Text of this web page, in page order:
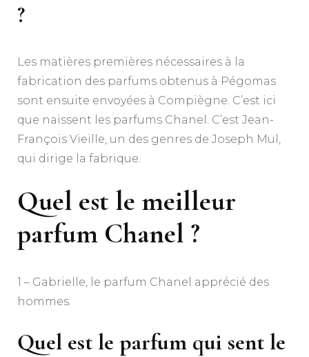
?
Les matières premières nécessaires à la
fabrication des parfums obtenus à Pégomas
sont ensuite envoyées à Compiègne. C’est ici
que naissent les parfums Chanel. C’est Jean-
François Vieille, un des genres de Joseph Mul,
qui dirige la fabrique.
Quel est le meilleur
parfum Chanel ?
1 – Gabrielle, le parfum Chanel apprécié des
hommes.
Quel est le parfum qui sent le